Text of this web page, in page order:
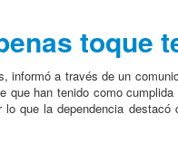
toque
a través de un
han tenido como
que la dependencia